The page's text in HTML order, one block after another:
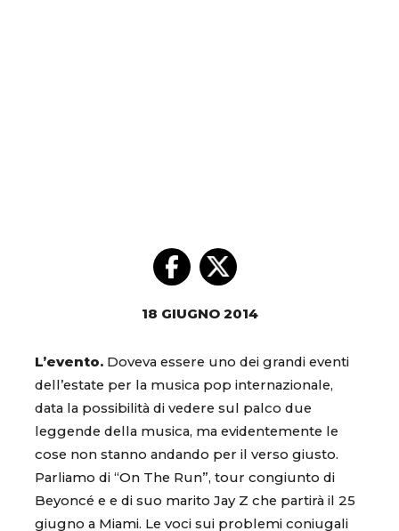
18 GIUGNO 2014
L’evento. Doveva essere uno dei grandi eventi
dell’estate per la musica pop internazionale,
data la possibilità di vedere sul palco due
leggende della musica, ma evidentemente le
cose non stanno andando per il verso giusto.
Parliamo di “On The Run”, tour congiunto di
Beyoncé e e di suo marito Jay Z che partirà il 25
giugno a Miami. Le voci sui problemi coniugali